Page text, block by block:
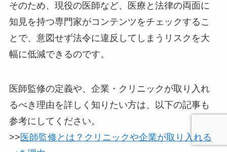
そのため、現役の医師など、医療と法律の両面に
知見を持つ専門家がコンテンツをチェックするこ
とで、意図せず法令に違反してしまうリスクを大
幅に低減できるのです。
医師監修の定義や、企業・クリニックが取り入れ
るべき理由を詳しく知りたい方は、以下の記事も
参考にしてください。
>>医師監修とは？クリニックや企業が取り入れる